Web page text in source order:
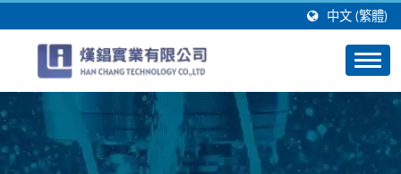
中文 (繁體)